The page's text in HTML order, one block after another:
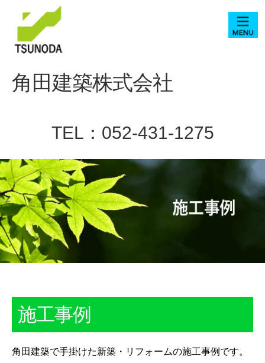
角田建築株式会社
TEL：052-431-1275
施工事例
角田建築で手掛けた新築・リフォームの施工事例です。